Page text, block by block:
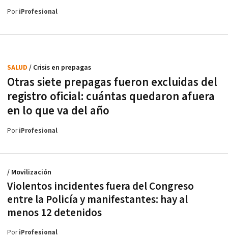
PoriProfesional
Otras siete prepagas fueron excluidas del
registro oficial: cuántas quedaron afuera
en lo que va del año
SALUD / Crisis en prepagas
PoriProfesional
Violentos incidentes fuera del Congreso
entre la Policía y manifestantes: hay al
menos 12 detenidos
/ Movilización
PoriProfesional